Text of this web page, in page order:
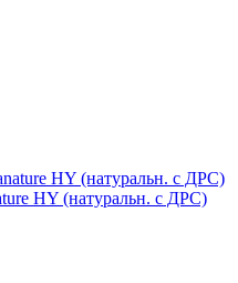
HY (натуральн. с ДРС)